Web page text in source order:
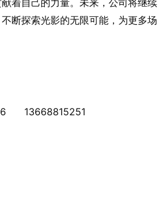
着自己的力量。未来，公司将继续
断探索光影的无限可能，为更多场
13668815251